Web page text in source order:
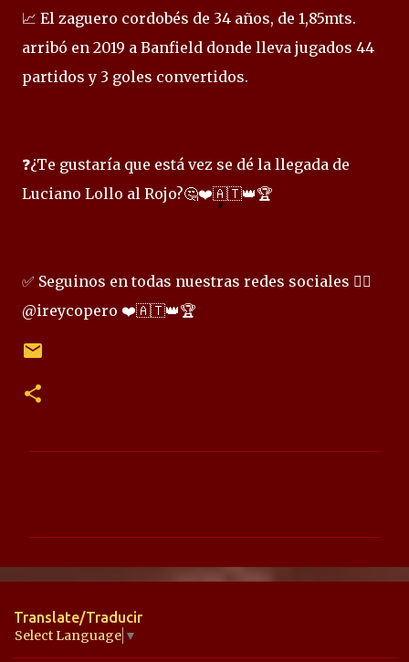
📈 El zaguero cordobés de 34 años, de 1,85mts.
arribó en 2019 a Banfield donde lleva jugados 44
partidos y 3 goles convertidos.
❓¿Te gustaría que está vez se dé la llegada de
Luciano Lollo al Rojo?🤔❤️🇦🇹👑🏆
✅ Seguinos en todas nuestras redes sociales 👉🏻
@ireycopero ❤️🇦🇹👑🏆
n
a
Translate/Traducir
Select Language ▼